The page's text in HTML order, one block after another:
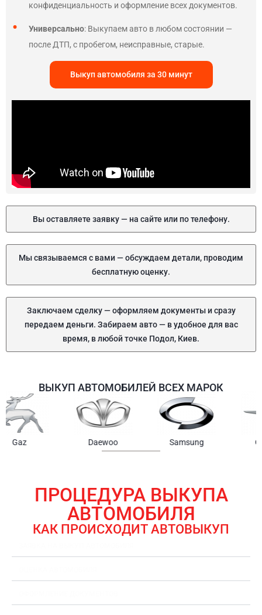
конфиденциальность и оформление всех документов.
Универсально: Выкупаем авто в любом состоянии —
после ДТП, с пробегом, неисправные, старые.
Выкуп автомобиля за 30 минут
Вы оставляете заявку — на сайте или по телефону.
Мы связываемся с вами — обсуждаем детали, проводим
бесплатную оценку.
Заключаем сделку — оформляем документы и сразу
передаем деньги. Забираем авто — в удобное для вас
время, в любой точке Подол, Киев.
ВЫКУП АВТОМОБИЛЕЙ ВСЕХ МАРОК
Chrysler
ПРОЦЕДУРА ВЫКУПА
АВТОМОБИЛЯ
КАК ПРОИСХОДИТ АВТОВЫКУП